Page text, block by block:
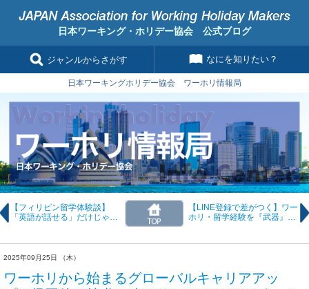
日本ワーキング・ホリデー協会 公式ブログ
ジャンルからさがす なにを知りたい？
日本ワーキングホリデー協会 ワーホリ情報局
【フィリピン留学体験談】
「英語が話せる」だけじゃな
性）
【LINE登録で差がつく】ワー
ホリ・留学経験を『武器』に
2025年09月25日 （木）
ワーホリから始まるグローバルキャリアアッ